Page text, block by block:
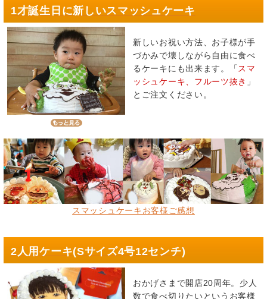
1才誕生日に新しいスマッシュケーキ
新しいお祝い方法、お子様が手
づかみで壊しながら自由に食べ
るケーキにも出来ます。「 スマ
ッシュケーキ、フルーツ抜き 」
とご注文ください。
スマッシュケーキお客様ご感想
2人用ケーキ(Sサイズ4号12センチ)
おかげさまで開店20周年。少人
数で食べ切りたいというお客様